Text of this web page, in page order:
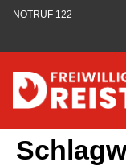
NOTRUF 122